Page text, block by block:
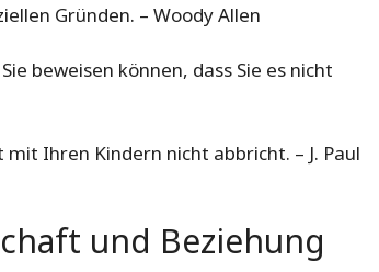
Gründen. – Woody Allen
beweisen können, dass Sie es nicht
Ihren Kindern nicht abbricht. – J. Paul
und Beziehung